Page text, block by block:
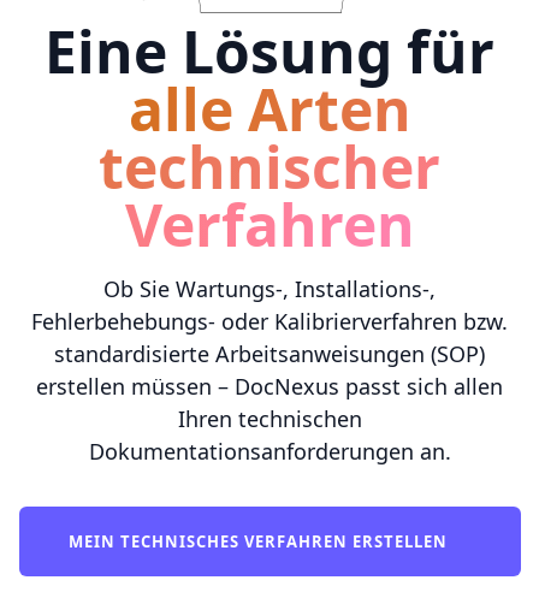
Eine Lösung für
alle Arten
technischer
Verfahren
Ob Sie Wartungs-, Installations-,
Fehlerbehebungs- oder Kalibrierverfahren bzw.
standardisierte Arbeitsanweisungen (SOP)
erstellen müssen – DocNexus passt sich allen
Ihren technischen
Dokumentationsanforderungen an.
MEIN TECHNISCHES VERFAHREN ERSTELLEN